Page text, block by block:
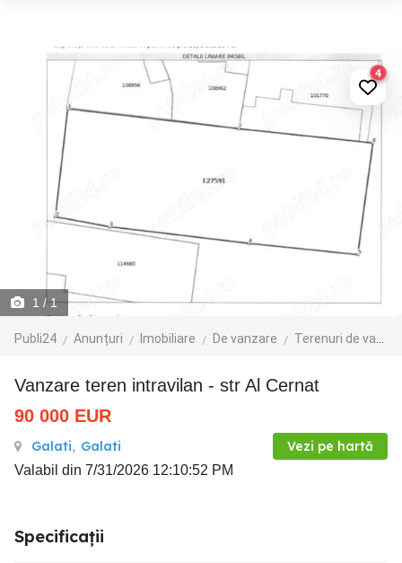
1 / 1
Publi24 Anunțuri Imobiliare De vanzare Terenuri de vanzare
4
Vanzare teren intravilan - str Al Cernat
90 000 EUR
Galati, Galati Vezi pe hartă
Valabil din 7/31/2026 12:10:52 PM
Specificații